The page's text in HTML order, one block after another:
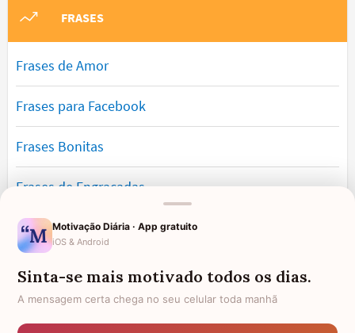
FRASES
Frases de Amor
Frases para Facebook
Frases Bonitas
Frases de Engraçadas
Frases Românticas
Frases de Reflexão
Frases Lindas
Motivação Diária · App gratuito
iOS & Android
Sinta-se mais motivado todos os dias.
A mensagem certa chega no seu celular toda manhã